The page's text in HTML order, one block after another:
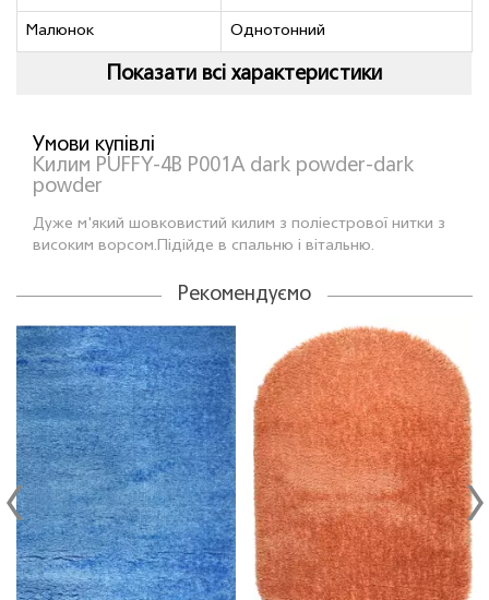
Малюнок Однотонний
Показати всі характеристики
Умови купівлі
Килим PUFFY-4B P001A dark powder-dark
powder
Дуже м'який шовковистий килим з поліестрової нитки з
високим ворсом.Пiдiйде в спальню і вітальню.
Рекомендуємо